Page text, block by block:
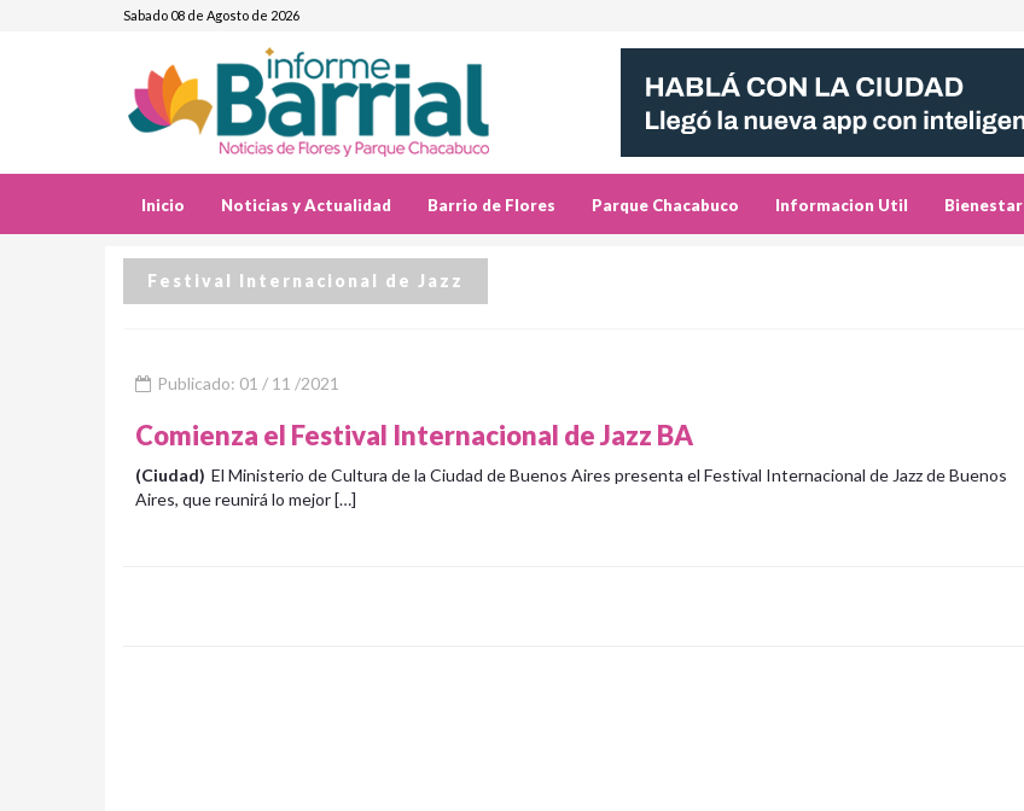
Sabado 08 de Agosto de 2026
Inicio Noticias y Actualidad Barrio de Flores Parque Chacabuco Informacion Util Bienestar
Festival Internacional de Jazz
Publicado: 01 / 11 /2021
Comienza el Festival Internacional de Jazz BA
(Ciudad) El Ministerio de Cultura de la Ciudad de Buenos Aires presenta el Festival Internacional de Jazz de Buenos
Aires, que reunirá lo mejor […]